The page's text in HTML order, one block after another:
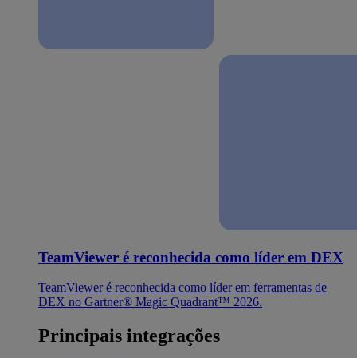
TeamViewer é reconhecida como líder em DEX
TeamViewer é reconhecida como líder em ferramentas de
DEX no Gartner® Magic Quadrant™ 2026.
Principais integrações